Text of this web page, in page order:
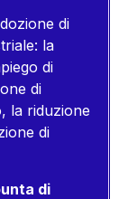
di
la
di
di
la riduzione
di
di